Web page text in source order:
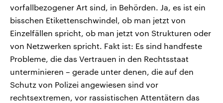
vorfallbezogener Art sind, in Behörden. Ja, es ist ein
bisschen Etikettenschwindel, ob man jetzt von
Einzelfällen spricht, ob man jetzt von Strukturen oder
von Netzwerken spricht. Fakt ist: Es sind handfeste
Probleme, die das Vertrauen in den Rechtsstaat
unterminieren – gerade unter denen, die auf den
Schutz von Polizei angewiesen sind vor
rechtsextremen, vor rassistischen Attentätern das